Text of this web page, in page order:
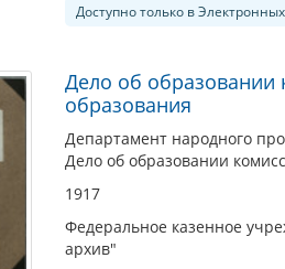
Доступно только в
Дело об образовании
образования
Департамент народного
Дело об образовании
1917
Федеральное казенное
архив"